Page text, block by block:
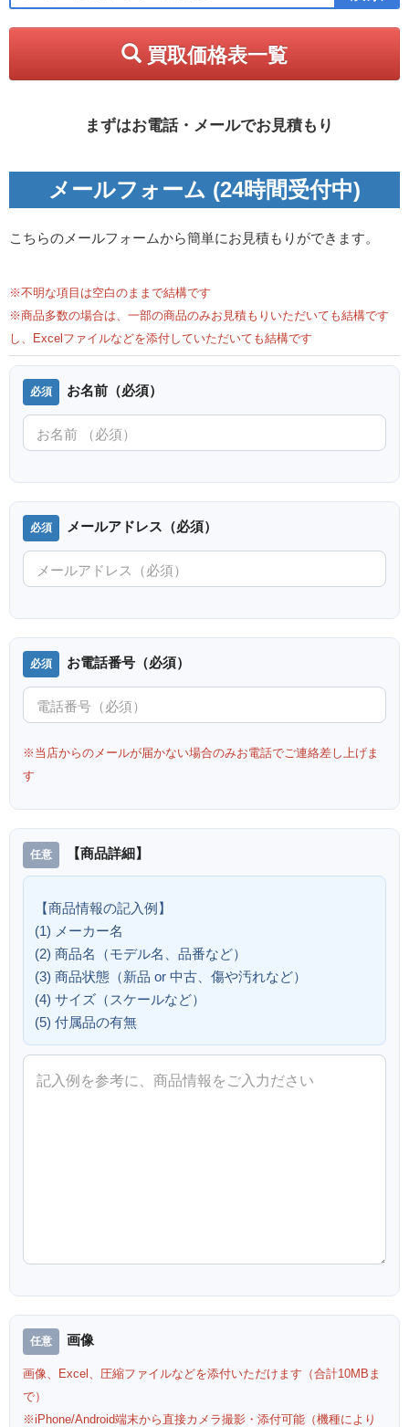
買取価格表一覧
まずはお電話・メールでお見積もり
メールフォーム (24時間受付中)
こちらのメールフォームから簡単にお見積もりができます。
※不明な項目は空白のままで結構です
※商品多数の場合は、一部の商品のみお見積もりいただいても結構です
し、Excelファイルなどを添付していただいても結構です
お名前（必須）
メールアドレス（必須）
お電話番号（必須）
※当店からのメールが届かない場合のみお電話でご連絡差し上げま
す
【商品詳細】
【商品情報の記入例】
(1) メーカー名
(2) 商品名（モデル名、品番など）
(3) 商品状態（新品 or 中古、傷や汚れなど）
(4) サイズ（スケールなど）
(5) 付属品の有無
画像
画像、Excel、圧縮ファイルなどを添付いただけます（合計10MBま
で）
※iPhone/Android端末から直接カメラ撮影・添付可能（機種により